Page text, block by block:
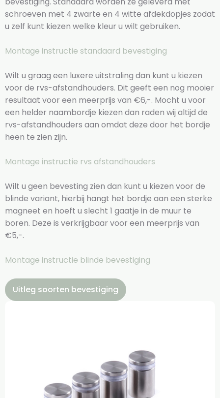
schroeven met 4 zwarte en 4 witte afdekdopjes zodat
u zelf kunt kiezen welke kleur u wilt gebruiken.
Montage instructie standaard bevestiging
Wilt u graag een luxere uitstraling dan kunt u kiezen
voor de rvs-afstandhouders. Dit geeft een nog mooier
resultaat voor een meerprijs van €6,-. Mocht u voor
een helder naambordje kiezen dan raden wij altijd de
rvs-afstandhouders aan omdat deze door het bordje
heen te zien zijn.
Montage instructie rvs afstandhouders
Wilt u geen bevesting zien dan kunt u kiezen voor de
blinde variant, hierbij hangt het bordje aan een sterke
magneet en hoeft u slecht 1 gaatje in de muur te
boren. Deze is verkrijgbaar voor een meerprijs van
€5,-.
Montage instructie blinde bevestiging
Uitleg soorten bevestiging